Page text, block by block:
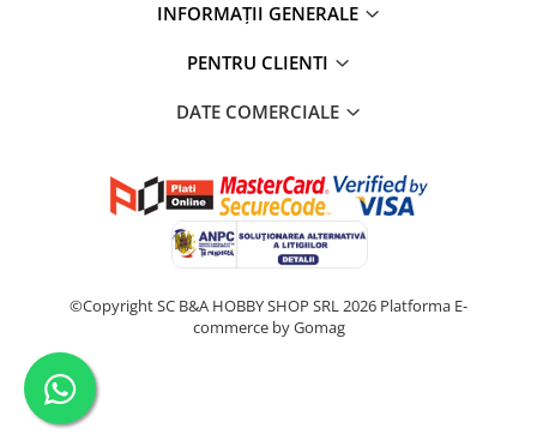
INFORMAŢII GENERALE
PENTRU CLIENTI
DATE COMERCIALE
©Copyright SC B&A HOBBY SHOP SRL 2026 Platforma E-
commerce by Gomag